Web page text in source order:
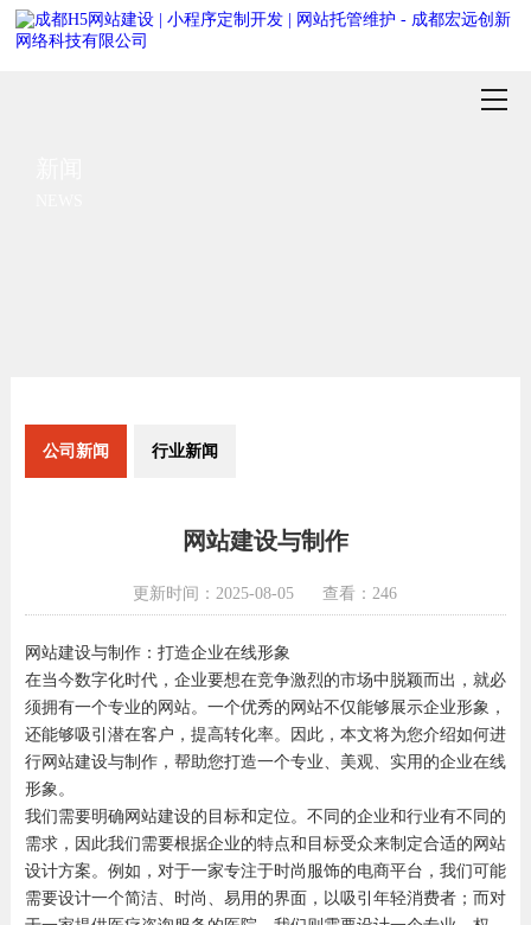
公司新闻 行业新闻
网站建设与制作
更新时间：2025-08-05 查看：246
网站建设与制作：打造企业在线形象
在当今数字化时代，企业要想在竞争激烈的市场中脱颖而出，就必
须拥有一个专业的网站。一个优秀的网站不仅能够展示企业形象，
还能够吸引潜在客户，提高转化率。因此，本文将为您介绍如何进
行网站建设与制作，帮助您打造一个专业、美观、实用的企业在线
形象。
我们需要明确网站建设的目标和定位。不同的企业和行业有不同的
需求，因此我们需要根据企业的特点和目标受众来制定合适的网站
设计方案。例如，对于一家专注于时尚服饰的电商平台，我们可能
需要设计一个简洁、时尚、易用的界面，以吸引年轻消费者；而对